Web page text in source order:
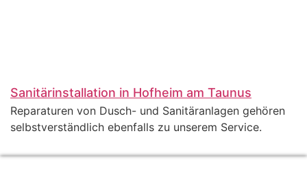
Sanitärinstallation in Hofheim am Taunus
Reparaturen von Dusch- und Sanitäranlagen gehören
selbstverständlich ebenfalls zu unserem Service.